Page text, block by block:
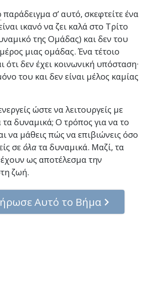
παράδειγμα σ’ αυτό, σκεφτείτε ένα
ικανό να ζει καλά στο Τρίτο
της Ομάδας) και δεν του
μιας ομάδας. Ένα τέτοιο
ότι δεν έχει κοινωνική υπόσταση·
του και δεν είναι μέλος καμίας
ώστε να λειτουργείς με
τα δυναμικά; Ο τρόπος για να το
να μάθεις πώς να επιβιώνεις όσο
σεόλατα δυναμικά. Μαζί, τα
ως αποτέλεσμα την
ζωή.
Αυτό το Βήμα